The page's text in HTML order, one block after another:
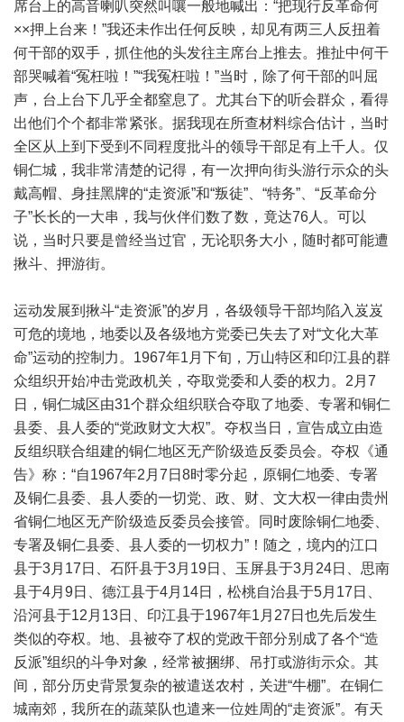
席台上的高音喇叭突然叫嚷一般地喊出：“把现行反革命何
××押上台来！”我还未作出任何反映，却见有两三人反扭着
何干部的双手，抓住他的头发往主席台上推去。推扯中何干
部哭喊着“冤枉啦！”“我冤枉啦！”当时，除了何干部的叫屈
声，台上台下几乎全都窒息了。尤其台下的听会群众，看得
出他们个个都非常紧张。据我现在所查材料综合估计，当时
全区从上到下受到不同程度批斗的领导干部足有上千人。仅
铜仁城，我非常清楚的记得，有一次押向街头游行示众的头
戴高帽、身挂黑牌的“走资派”和“叛徒”、“特务”、“反革命分
子”长长的一大串，我与伙伴们数了数，竟达76人。可以
说，当时只要是曾经当过官，无论职务大小，随时都可能遭
揪斗、押游街。
运动发展到揪斗“走资派”的岁月，各级领导干部均陷入岌岌
可危的境地，地委以及各级地方党委已失去了对“文化大革
命”运动的控制力。1967年1月下旬，万山特区和印江县的群
众组织开始冲击党政机关，夺取党委和人委的权力。2月7
日，铜仁城区由31个群众组织联合夺取了地委、专署和铜仁
县委、县人委的“党政财文大权”。夺权当日，宣告成立由造
反组织联合组建的铜仁地区无产阶级造反委员会。夺权《通
告》称：“自1967年2月7日8时零分起，原铜仁地委、专署
及铜仁县委、县人委的一切党、政、财、文大权一律由贵州
省铜仁地区无产阶级造反委员会接管。同时废除铜仁地委、
专署及铜仁县委、县人委的一切权力”！随之，境内的江口
县于3月17日、石阡县于3月19日、玉屏县于3月24日、思南
县于4月9日、德江县于4月14日，松桃自治县于5月17日、
沿河县于12月13日、印江县于1967年1月27日也先后发生
类似的夺权。地、县被夺了权的党政干部分别成了各个“造
反派”组织的斗争对象，经常被捆绑、吊打或游街示众。其
间，部分历史背景复杂的被遣送农村，关进“牛棚”。在铜仁
城南郊，我所在的蔬菜队也遣来一位姓周的“走资派”。有天